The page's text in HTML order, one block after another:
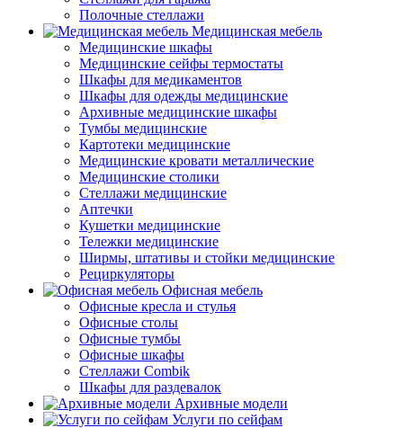
Полочные стеллажи
Медицинская мебель
Медицинские шкафы
Медицинские сейфы термостаты
Шкафы для медикаментов
Шкафы для одежды медицинские
Архивные медицинские шкафы
Тумбы медицинские
Картотеки медицинские
Медицинские кровати металлические
Медицинские столики
Стеллажи медицинские
Аптечки
Кушетки медицинские
Тележки медицинские
Ширмы, штативы и стойки медицинские
Рециркуляторы
Офисная мебель
Офисные кресла и стулья
Офисные столы
Офисные тумбы
Офисные шкафы
Стеллажи Combik
Шкафы для раздевалок
Архивные модели
Услуги по сейфам